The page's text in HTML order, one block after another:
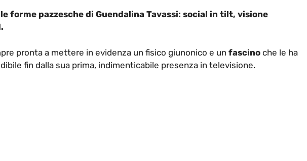
forme pazzesche di Guendalina Tavassi: social in tilt, visione
pronta a mettere in evidenza un fisico giunonico e un fascino che le ha
fin dalla sua prima, indimenticabile presenza in televisione.